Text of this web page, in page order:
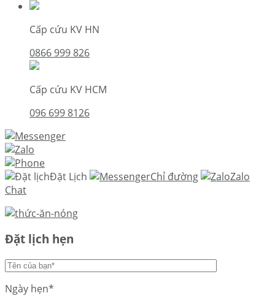
Cấp cứu KV HN
0866 999 826
Cấp cứu KV HCM
096 699 8126
Đặt Lịch Chỉ đường
Zalo
Chat
Đặt lịch hẹn
Ngày hẹn*